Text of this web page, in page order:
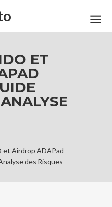
ET
et Airdrop ADAPad
des Risques